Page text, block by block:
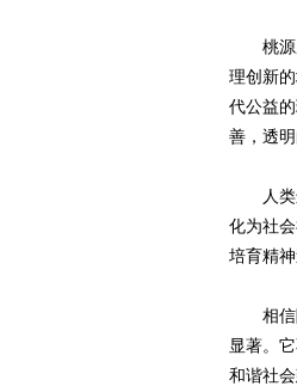
桃源居
理创新
代公益
善，透
人类进
化为社
培育精
相信随
显著。
和谐社